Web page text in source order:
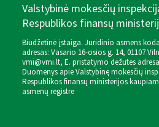
Valstybinė mokesčių
Respublikos finansų
Biudžetinė įstaiga. Juridinio asmens
adresas: Vasario 16-osios g. 14, 01107
vmi@vmi.lt, E. pristatymo dėžutės
Duomenys apie Valstybinę mokesčių
Respublikos finansų ministerijos
asmenų registre